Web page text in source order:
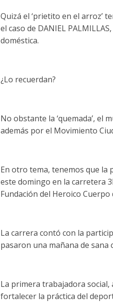
Quizá el ‘prietito en el arroz’
el caso de DANIEL
doméstica.
¿Lo recuerdan?
No obstante la ‘quemada’, el
además por el Movimiento
En otro tema, tenemos que la
este domingo en la carretera
Fundación del Heroico Cuerpo
La carrera contó con la
pasaron una mañana de sana
La primera trabajadora
fortalecer la práctica del